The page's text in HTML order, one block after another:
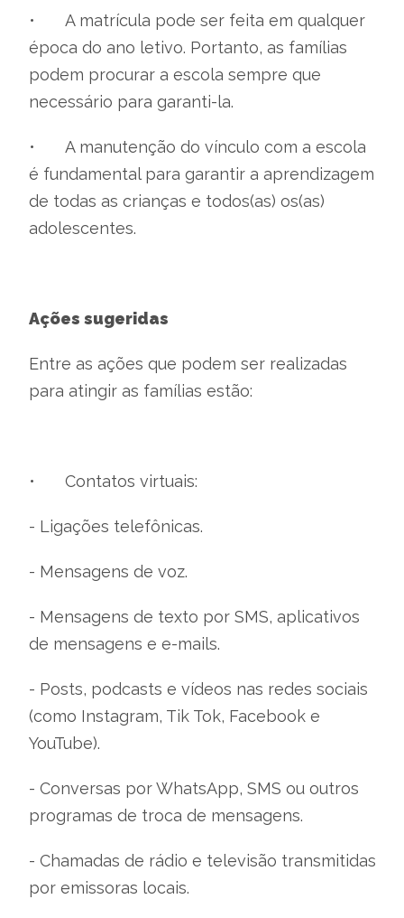
•
A matrícula pode ser feita em qualquer
época do ano letivo. Portanto, as famílias
podem procurar a escola sempre que
necessário para garanti-la.
•
A manutenção do vínculo com a escola
é fundamental para garantir a aprendizagem
de todas as crianças e todos(as) os(as)
adolescentes.
Ações sugeridas
Entre as ações que podem ser realizadas
para atingir as famílias estão:
• Contatos virtuais:
- Ligações telefônicas.
- Mensagens de voz.
- Mensagens de texto por SMS, aplicativos
de mensagens e e-mails.
- Posts, podcasts e vídeos nas redes sociais
(como Instagram, Tik Tok, Facebook e
YouTube).
- Conversas por WhatsApp, SMS ou outros
programas de troca de mensagens.
- Chamadas de rádio e televisão transmitidas
por emissoras locais.